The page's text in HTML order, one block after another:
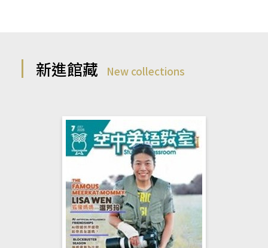
新進館藏 New collections